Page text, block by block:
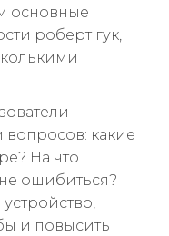
основные
роберт гук,
вопросов: какие
На что
ошибиться?
и повысить